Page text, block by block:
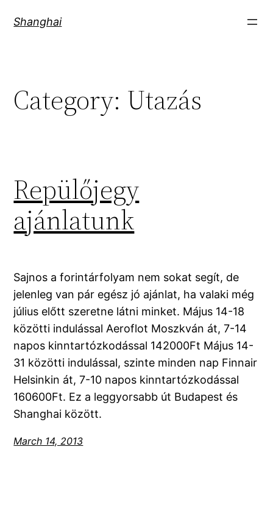
Shanghai
Category: Utazás
Repülőjegy
ajánlatunk
Sajnos a forintárfolyam nem sokat segít, de
jelenleg van pár egész jó ajánlat, ha valaki még
július előtt szeretne látni minket. Május 14-18
közötti indulással Aeroflot Moszkván át, 7-14
napos kinntartózkodással 142000Ft Május 14-
31 közötti indulással, szinte minden nap Finnair
Helsinkin át, 7-10 napos kinntartózkodással
160600Ft. Ez a leggyorsabb út Budapest és
Shanghai között.
March 14, 2013